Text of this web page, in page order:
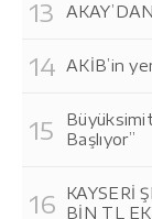
AKİB’in
Başlıyor”
KAYSERİ
BİN TL